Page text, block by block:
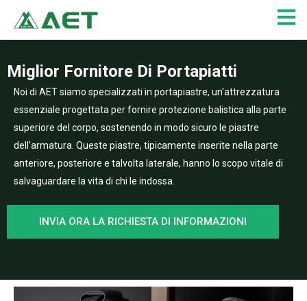
contenuto
Miglior Fornitore Di Portapiatti
Noi di AET siamo specializzati in portapiastre, un'attrezzatura
essenziale progettata per fornire protezione balistica alla parte
superiore del corpo, sostenendo in modo sicuro le piastre
dell'armatura. Queste piastre, tipicamente inserite nella parte
anteriore, posteriore e talvolta laterale, hanno lo scopo vitale di
salvaguardare la vita di chi le indossa.
INVIA ORA LA RICHIESTA DI INFORMAZIONI